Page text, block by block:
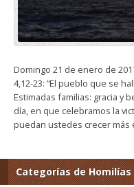
Domingo 21 de enero de
4,12-23: “El pueblo que se
Estimadas familias: gracia y
día, en que celebramos la
puedan ustedes crecer más
Categorías de Homilías